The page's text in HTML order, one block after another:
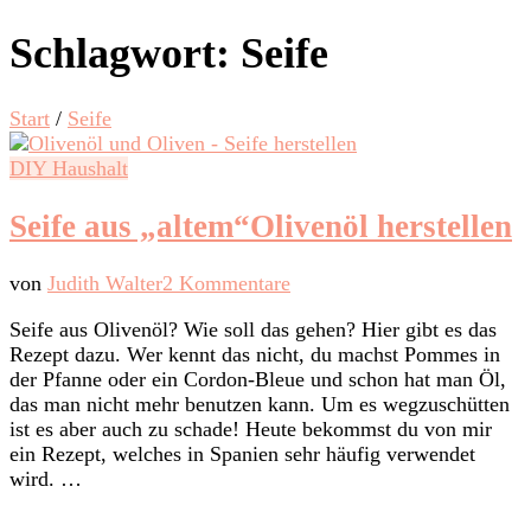
Schlagwort: Seife
Start / Seife
DIY Haushalt
Seife aus „altem“Olivenöl herstellen
von Judith Walter2 Kommentarezu
aus
„altem“Olivenöl
herstellen
Seife aus Olivenöl? Wie soll das gehen? Hier gibt es das
Rezept dazu. Wer kennt das nicht, du machst Pommes in
der Pfanne oder ein Cordon-Bleue und schon hat man Öl,
das man nicht mehr benutzen kann. Um es wegzuschütten
ist es aber auch zu schade! Heute bekommst du von mir
ein Rezept, welches in Spanien sehr häufig verwendet
wird. …